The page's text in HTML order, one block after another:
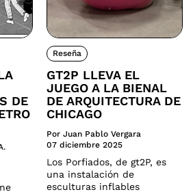
DE
Reseña
GT2P LLEVA EL
JUEGO A LA BIENAL
DE ARQUITECTURA DE
CHICAGO
Por Juan Pablo Vergara
07 diciembre 2025
Los Porfiados, de gt2P, es
una instalación de
esculturas inflables